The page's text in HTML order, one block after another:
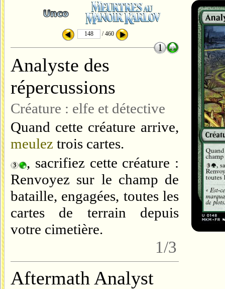
/ 460
Analyste des
répercussions
Créature : elfe et détective
Quand cette créature arrive,
meulez trois cartes.
, sacrifiez cette créature :
Renvoyez sur le champ de
bataille, engagées, toutes les
cartes de terrain depuis
votre cimetière.
1/3
Aftermath Analyst